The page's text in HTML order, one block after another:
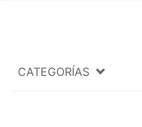
CATEGORÍAS